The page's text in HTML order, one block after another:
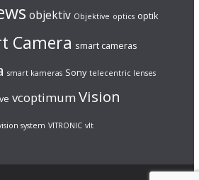
objektiv Objektive optics optik
Camera smart cameras
smart kameras Sony telecentric lenses
vcoptimum Vision
system VITRONIC vlt